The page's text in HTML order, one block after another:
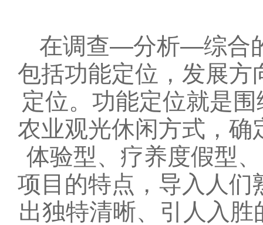
在调查—分析—综合
包括功能定位，发展方
定位。功能定位就是
农业观光休闲方式，
体验型、疗养度假型
项目的特点，导入人们
出独特清晰、引人入胜